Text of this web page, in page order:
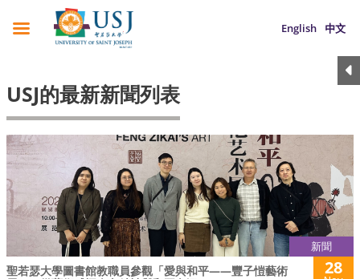
English 中文
USJ的最新新聞列表
新聞
聖若瑟大學圖書館教職員參觀「愛與和平——豐子愷藝術
28